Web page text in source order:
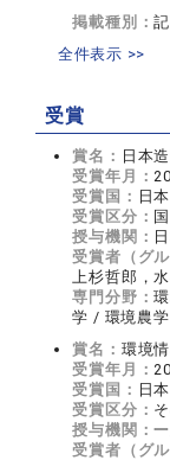
掲載種別：
全件表示 >>
受賞
賞名： 日本
受賞年月：
受賞国： 日
受賞区分：
授与機関：
受賞者（グ
上杉哲郎，
専門分野：
学 / 環境農
賞名： 環境
受賞年月：
受賞国： 日
受賞区分：
授与機関：
受賞者（グ